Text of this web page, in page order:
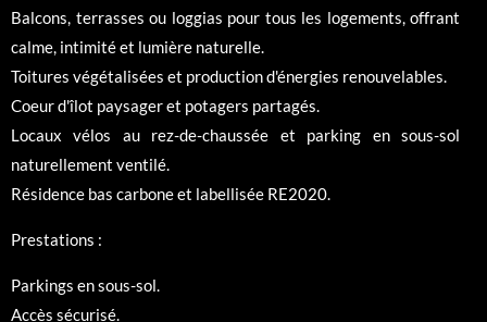
Balcons, terrasses ou loggias pour tous les logements, offrant
calme, intimité et lumière naturelle.
Toitures végétalisées et production d'énergies renouvelables.
Coeur d'îlot paysager et potagers partagés.
Locaux vélos au rez-de-chaussée et parking en sous-sol
naturellement ventilé.
Résidence bas carbone et labellisée RE2020.
Prestations :
Parkings en sous-sol.
Accès sécurisé.